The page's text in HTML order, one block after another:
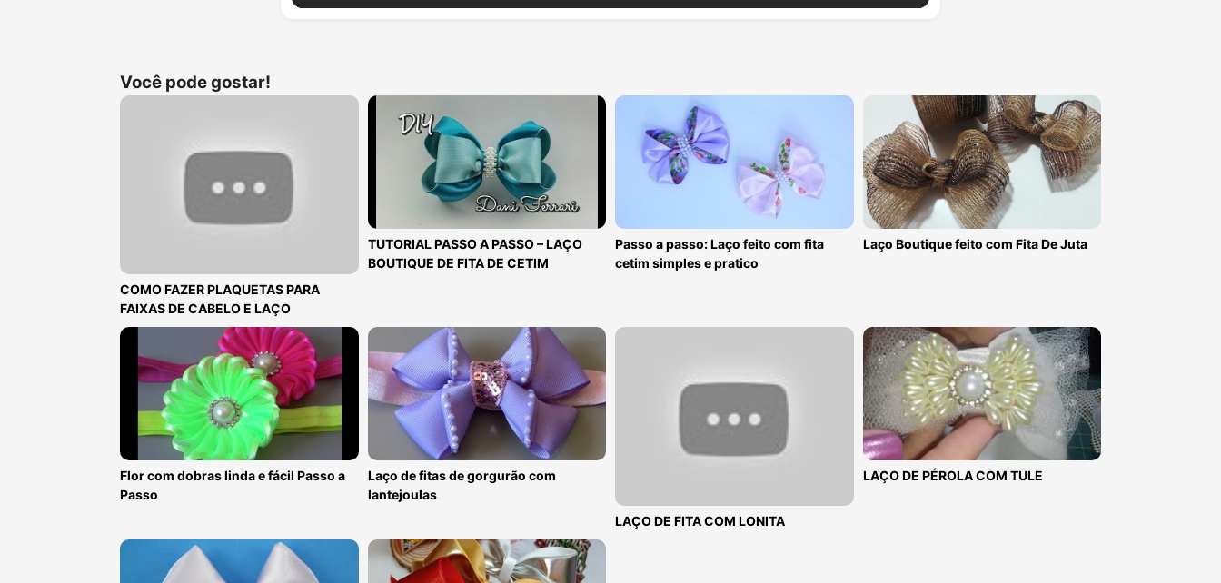
Você pode gostar!
COMO FAZER PLAQUETAS PARA
FAIXAS DE CABELO E LAÇO
TUTORIAL PASSO A PASSO – LAÇO
BOUTIQUE DE FITA DE CETIM
Passo a passo: Laço feito com fita
cetim simples e pratico
Laço Boutique feito com Fita De Juta
Flor com dobras linda e fácil Passo a
Passo
Laço de fitas de gorgurão com
lantejoulas
LAÇO DE FITA COM LONITA
LAÇO DE PÉROLA COM TULE